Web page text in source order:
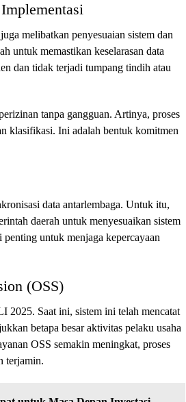
melibatkan penyesuaian sistem dan
untuk memastikan keselarasan data
dan tidak terjadi tumpang tindih atau
tanpa gangguan. Artinya, proses
klasifikasi. Ini adalah bentuk komitmen
data antarlembaga. Untuk itu,
daerah untuk menyesuaikan sistem
untuk menjaga kepercayaan
(OSS)
2025. Saat ini, sistem ini telah mencatat
betapa besar aktivitas pelaku usaha
OSS semakin meningkat, proses
terjamin.